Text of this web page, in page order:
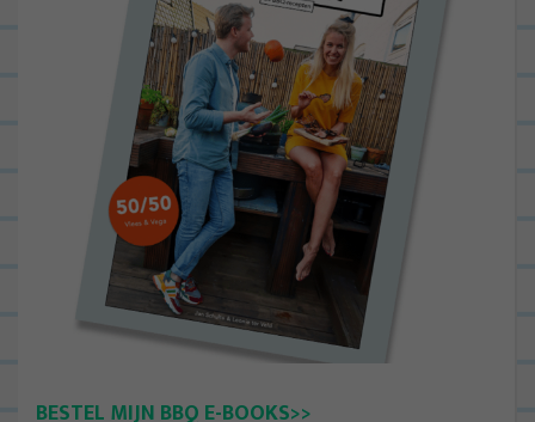
BESTEL MIJN BBQ E-BOOKS>>